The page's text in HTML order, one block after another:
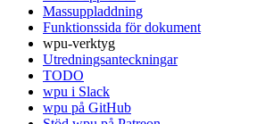
Massuppladdning
Funktionssida för dokument
wpu-verktyg
Utredningsanteckningar
TODO
wpu i Slack
wpu på GitHub